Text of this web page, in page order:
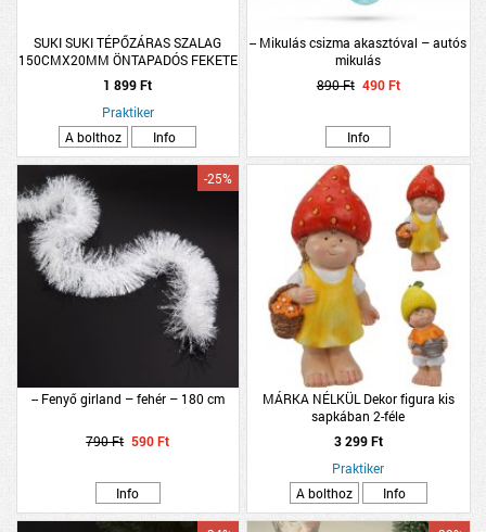
SUKI SUKI TÉPŐZÁRAS SZALAG
150CMX20MM ÖNTAPADÓS FEKETE
1 899 Ft
Praktiker
A bolthoz
Info
-- Mikulás csizma akasztóval – autós
mikulás
890 Ft 490 Ft
Info
-- Fenyő girland – fehér – 180 cm
-25%
790 Ft 590 Ft
Info
MÁRKA NÉLKÜL Dekor figura kis
sapkában 2-féle
3 299 Ft
Praktiker
A bolthoz
Info